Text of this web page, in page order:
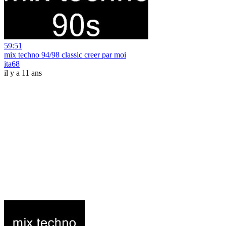
59:51
mix techno 94/98 classic creer par moi
ita68
il y a 11 ans